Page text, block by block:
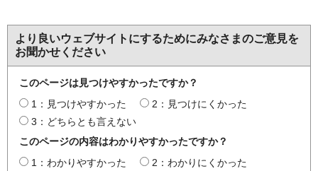
より良いウェブサイトにするためにみなさまのご意見を
お聞かせください
このページは見つけやすかったですか？
1：見つけやすかった
2：見つけにくかった
3：どちらとも言えない
このページの内容はわかりやすかったですか？
1：わかりやすかった
2：わかりにくかった